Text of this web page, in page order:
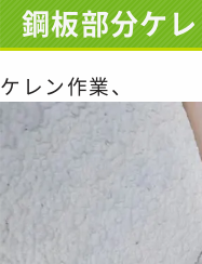
鋼板部分ケ
ケレン作業、